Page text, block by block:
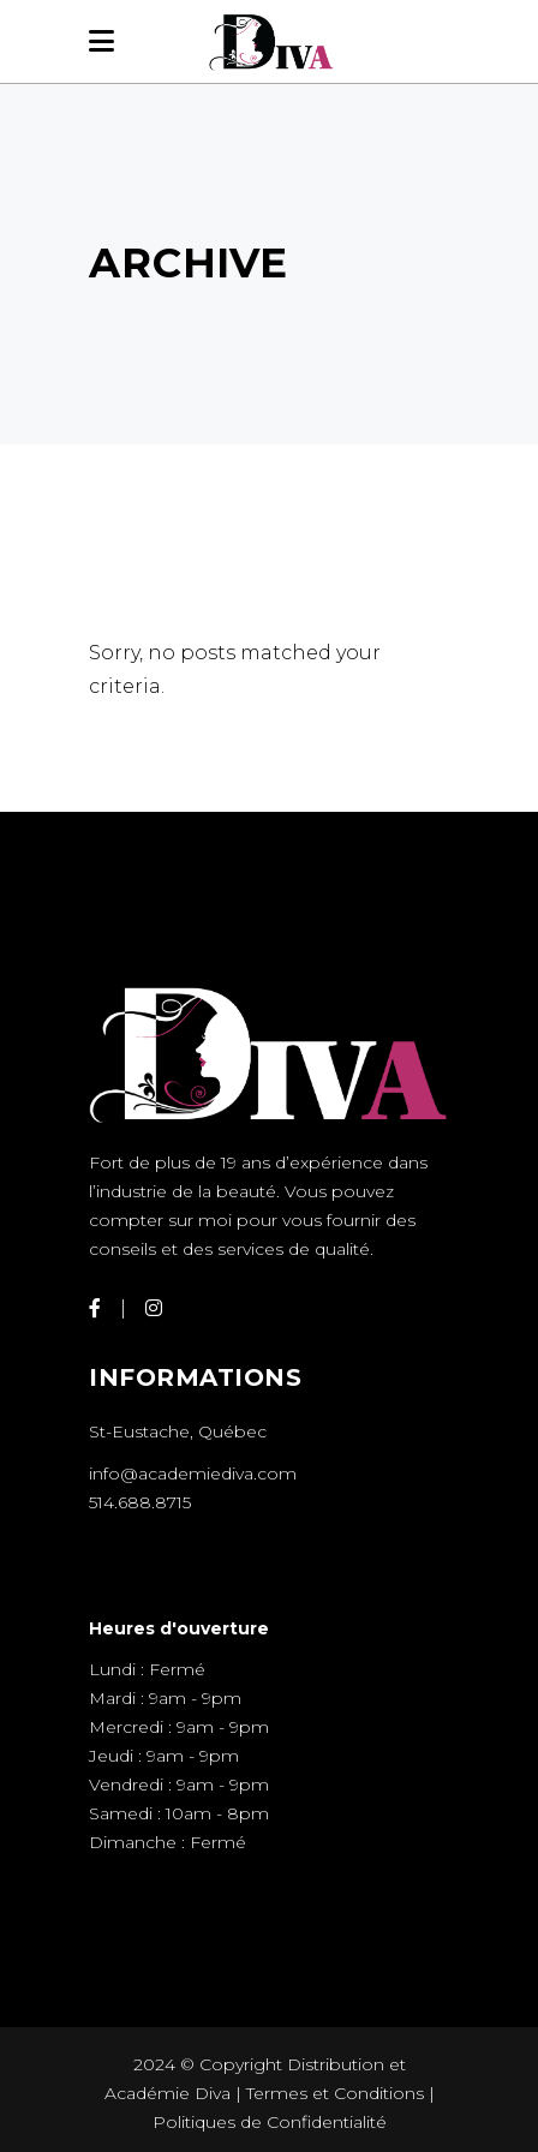
ARCHIVE
Sorry, no posts matched your
criteria.
Fort de plus de 19 ans d’expérience dans
l’industrie de la beauté. Vous pouvez
compter sur moi pour vous fournir des
conseils et des services de qualité.
INFORMATIONS
St-Eustache, Québec
info@academiediva.com
514.688.8715
Heures d'ouverture
Lundi : Fermé
Mardi : 9am - 9pm
Mercredi : 9am - 9pm
Jeudi : 9am - 9pm
Vendredi : 9am - 9pm
Samedi : 10am - 8pm
Dimanche : Fermé
2024 © Copyright Distribution et
Académie Diva |Termes et Conditions|
Politiques de Confidentialité